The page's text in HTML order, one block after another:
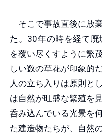
そこで事故直後に放
た。30年の時を経て
を覆い尽くすように繁
しい数の草花が印象的
人の立ち入りは原則と
は自然が旺盛な繁殖を
呑み込んでいる光景を
た建造物たちが、自然